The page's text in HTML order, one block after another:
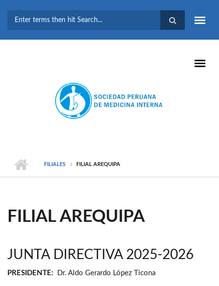
BÚSQUEDA
FILIALES FILIAL AREQUIPA
FILIAL AREQUIPA
JUNTA DIRECTIVA 2025-2026
PRESIDENTE: Dr. Aldo Gerardo López Ticona